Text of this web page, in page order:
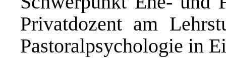
Privatdozent am
Pastoralpsychologie in